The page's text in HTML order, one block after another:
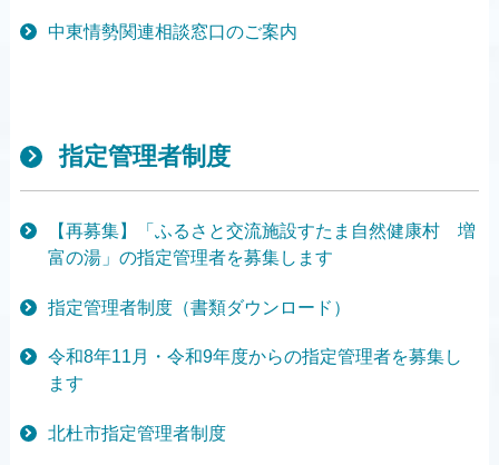
中東情勢関連相談窓口のご案内
指定管理者制度
【再募集】「ふるさと交流施設すたま自然健康村 増
富の湯」の指定管理者を募集します
指定管理者制度（書類ダウンロード）
令和8年11月・令和9年度からの指定管理者を募集し
ます
北杜市指定管理者制度